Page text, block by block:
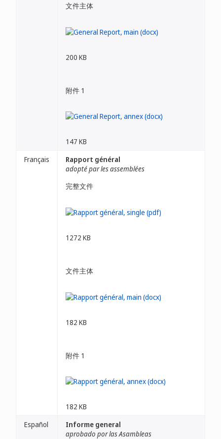
文件主体
200 KB
附件 1
147 KB
Français
Rapport général
adopté par les assemblées
完整文件
1272 KB
文件主体
182 KB
附件 1
182 KB
Español
Informe general
aprobado por las Asambleas